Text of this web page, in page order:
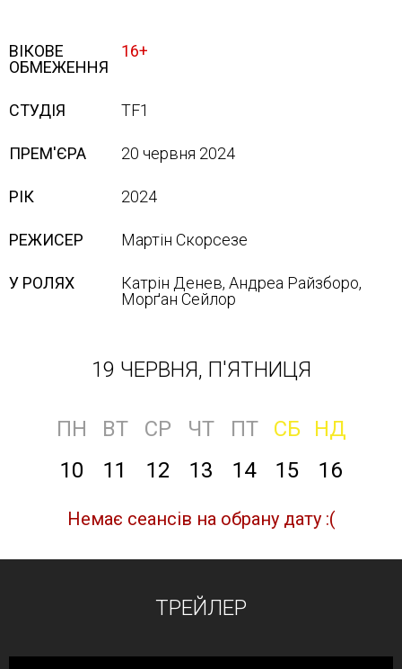
ВІКОВЕ
ОБМЕЖЕННЯ
16+
СТУДІЯ TF1
ПРЕМ'ЄРА 20 червня 2024
РІК 2024
РЕЖИСЕР Мартін Скорсезе
У РОЛЯХ
Катрін Денев, Андреа Райзборо,
Морґан Сейлор
19 ЧЕРВНЯ, П'ЯТНИЦЯ
ПН ВТ СР ЧТ ПТ СБ
НД
10
11 12 13 14 15 16
Немає сеансів на обрану дату :(
ТРЕЙЛЕР